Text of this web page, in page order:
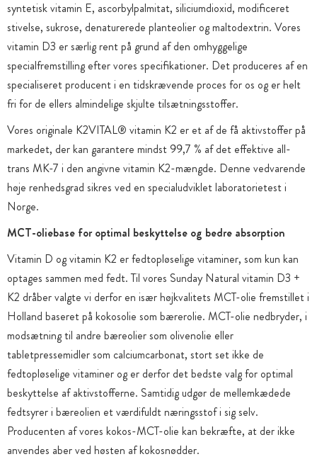
syntetisk vitamin E, ascorbylpalmitat, siliciumdioxid, modificeret
stivelse, sukrose, denaturerede planteolier og maltodextrin. Vores
vitamin D3 er særlig rent på grund af den omhyggelige
specialfremstilling efter vores specifikationer. Det produceres af en
specialiseret producent i en tidskrævende proces for os og er helt
fri for de ellers almindelige skjulte tilsætningsstoffer.
Vores originale K2VITAL® vitamin K2 er et af de få aktivstoffer på
markedet, der kan garantere mindst 99,7 % af det effektive all-
trans MK-7 i den angivne vitamin K2-mængde. Denne vedvarende
høje renhedsgrad sikres ved en specialudviklet laboratorietest i
Norge.
MCT-oliebase for optimal beskyttelse og bedre absorption
Vitamin D og vitamin K2 er fedtopløselige vitaminer, som kun kan
optages sammen med fedt. Til vores Sunday Natural vitamin D3 +
K2 dråber valgte vi derfor en især højkvalitets MCT-olie fremstillet i
Holland baseret på kokosolie som bærerolie. MCT-olie nedbryder, i
modsætning til andre bæreolier som olivenolie eller
tabletpressemidler som calciumcarbonat, stort set ikke de
fedtopløselige vitaminer og er derfor det bedste valg for optimal
beskyttelse af aktivstofferne. Samtidig udgør de mellemkædede
fedtsyrer i bæreolien et værdifuldt næringsstof i sig selv.
Producenten af vores kokos-MCT-olie kan bekræfte, at der ikke
anvendes aber ved høsten af kokosnødder.